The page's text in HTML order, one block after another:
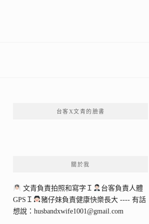
台客X文青的臉書
關於我
文青負責拍照和寫字Ｉ
台客負責人體
GPSＩ
豬仔妹負責健康快樂長大 ---- 有話
想說： husbandxwife1001@gmail.com